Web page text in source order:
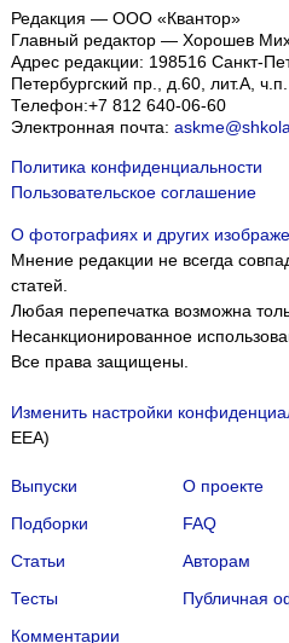
Редакция — ООО «Квантор»
Главный редактор — Хорошев
Адрес редакции: 198516 Санкт-
Петербургский пр., д.60, лит.А,
Телефон:+7 812 640-06-60
Электронная почта:
Политика конфиденциальности
Пользовательское соглашение
О фотографиях и других
Мнение редакции не всегда
статей.
Любая перепечатка возможна
Несанкционированное
Все права защищены.
Изменить настройки
EEA)
Выпуски
Подборки
Статьи
Тесты
Комментарии
О проекте
FAQ
Авторам
Публичная